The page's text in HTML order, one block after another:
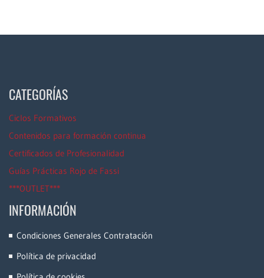
CATEGORÍAS
Ciclos Formativos
Contenidos para formación continua
Certificados de Profesionalidad
Guías Prácticas Rojo de Fassi
***OUTLET***
INFORMACIÓN
Condiciones Generales Contratación
Política de privacidad